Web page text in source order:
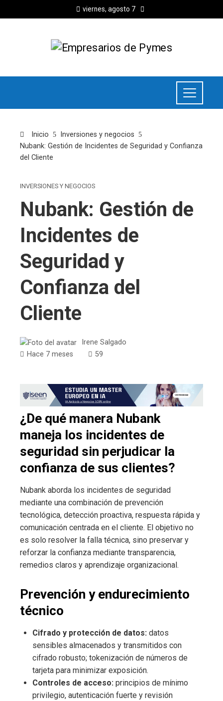
viernes, agosto 7
Inicio
Inversiones y negocios
Nubank: Gestión de Incidentes de Seguridad y Confianza
del Cliente
INVERSIONES Y NEGOCIOS
Nubank: Gestión de
Incidentes de
Seguridad y
Confianza del
Cliente
Irene Salgado
Hace 7 meses
59
¿De qué manera Nubank
maneja los incidentes de
seguridad sin perjudicar la
confianza de sus clientes?
Nubank aborda los incidentes de seguridad
mediante una combinación de prevención
tecnológica, detección proactiva, respuesta rápida y
comunicación centrada en el cliente. El objetivo no
es solo resolver la falla técnica, sino preservar y
reforzar la confianza mediante transparencia,
remedios claros y aprendizaje organizacional.
Prevención y endurecimiento
técnico
Cifrado y protección de datos: datos
sensibles almacenados y transmitidos con
cifrado robusto; tokenización de números de
tarjeta para minimizar exposición.
Controles de acceso: principios de mínimo
privilegio, autenticación fuerte y revisión